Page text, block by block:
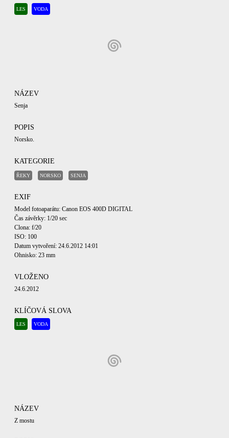
LES VODA
NÁZEV
Senja
POPIS
Norsko.
KATEGORIE
ŘEKY NORSKO SENJA
EXIF
Model fotoaparátu: Canon EOS 400D DIGITAL
Čas závěrky: 1/20 sec
Clona: f/20
ISO: 100
Datum vytvoření: 24.6.2012 14:01
Ohnisko: 23 mm
VLOŽENO
24.6.2012
KLÍČOVÁ SLOVA
LES VODA
NÁZEV
Z mostu